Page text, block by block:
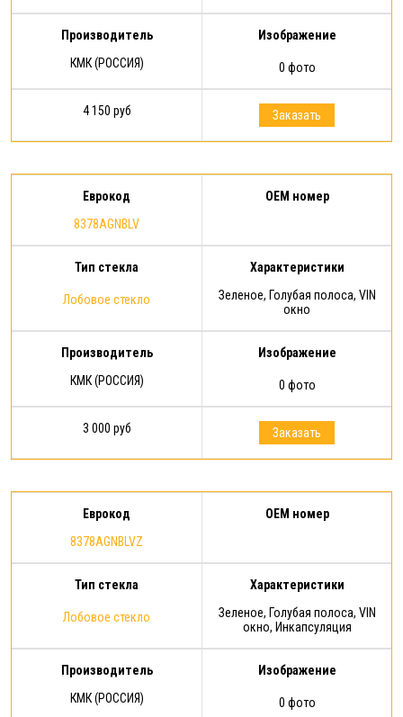
Производитель
КМК (РОССИЯ)
Изображение
0 фото
4 150 руб Заказать
Еврокод
8378AGNBLV
OEM номер
Тип стекла
Лобовое стекло
Характеристики
Зеленое, Голубая полоса, VIN
окно
Производитель
КМК (РОССИЯ)
Изображение
0 фото
3 000 руб Заказать
Еврокод
8378AGNBLVZ
OEM номер
Тип стекла
Лобовое стекло
Характеристики
Зеленое, Голубая полоса, VIN
окно, Инкапсуляция
Производитель
КМК (РОССИЯ)
Изображение
0 фото